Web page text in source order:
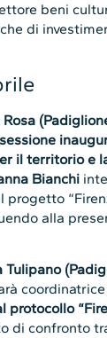
beni
di
Rosa
sessione
il territorio e
Bianchi
progetto
alla
Tulipano
protocollo
di confronto